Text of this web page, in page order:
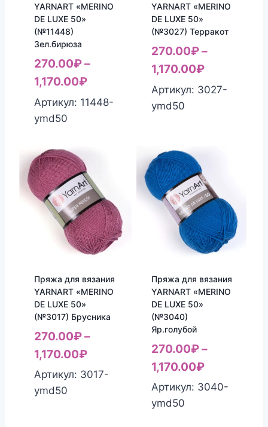
YARNART «MERINO
DE LUXE 50»
(№11448)
Зел.бирюза
270.00₽–
1,170.00₽
Артикул: 11448-
ymd50
YARNART «MERINO
DE LUXE 50»
(№3027) Терракот
270.00₽–
1,170.00₽
Артикул: 3027-
ymd50
Пряжа для вязания
YARNART «MERINO
DE LUXE 50»
(№3017) Брусника
270.00₽–
1,170.00₽
Артикул: 3017-
ymd50
Пряжа для вязания
YARNART «MERINO
DE LUXE 50»
(№3040)
Яр.голубой
270.00₽–
1,170.00₽
Артикул: 3040-
ymd50